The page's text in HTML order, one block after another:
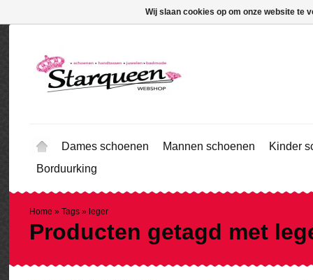
Dames schoenen Mannen schoenen
Kinder
Borduurking
Home » Tags » leger
Producten getagd met
Wij slaan cookies op om onze website te